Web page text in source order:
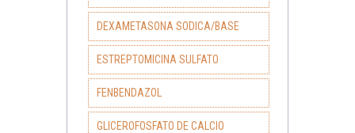
DEXAMETASONA SODICA/BASE
ESTREPTOMICINA SULFATO
FENBENDAZOL
GLICEROFOSFATO DE CALCIO